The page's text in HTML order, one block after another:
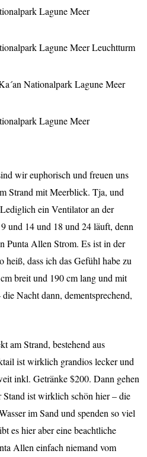
wir euphorisch und freuen uns
Strand mit Meerblick. Tja, und
ein Ventilator an der
und 14 und 18 und 24 läuft, denn
Punta Allen Strom. Es ist in der
heiß, dass ich das Gefühl habe zu
breit und 190 cm lang und mit
Nacht dann, dementsprechend,
am Strand, bestehend aus
ist wirklich grandios lecker und
inkl. Getränke $200. Dann gehen
ist wirklich schön hier – die
im Sand und spenden so viel
es hier aber eine beachtliche
Allen einfach niemand vom